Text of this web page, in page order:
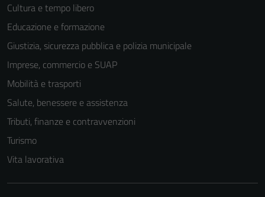
Cultura e tempo libero
Educazione e formazione
Giustizia, sicurezza pubblica e polizia municipale
Imprese, commercio e SUAP
Mobilità e trasporti
Salute, benessere e assistenza
Tributi, finanze e contravvenzioni
Turismo
Vita lavorativa